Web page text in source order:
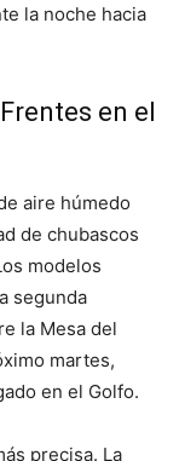
la noche hacia
en el
aire húmedo
de chubascos
modelos
segunda
la Mesa del
martes,
en el Golfo.
precisa. La